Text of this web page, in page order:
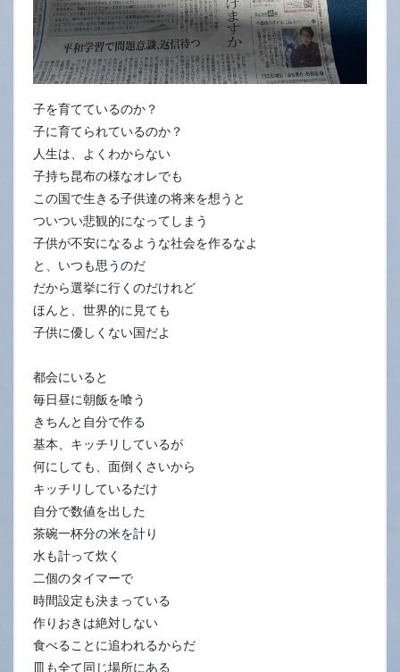
子を育てているのか？
子に育てられているのか？
人生は、よくわからない
子持ち昆布の様なオレでも
この国で生きる子供達の将来を想うと
ついつい悲観的になってしまう
子供が不安になるような社会を作るなよ
と、いつも思うのだ
だから選挙に行くのだけれど
ほんと、世界的に見ても
子供に優しくない国だよ
都会にいると
毎日昼に朝飯を喰う
きちんと自分で作る
基本、キッチリしているが
何にしても、面倒くさいから
キッチリしているだけ
自分で数値を出した
茶碗一杯分の米を計り
水も計って炊く
二個のタイマーで
時間設定も決まっている
作りおきは絶対しない
食べることに追われるからだ
皿も全て同じ場所にある